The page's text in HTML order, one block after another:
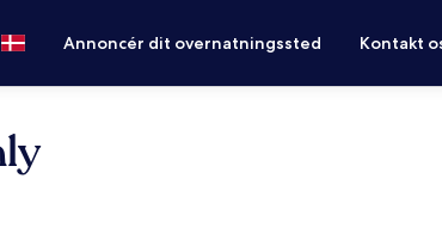
Annoncér dit overnatningssted Kontakt